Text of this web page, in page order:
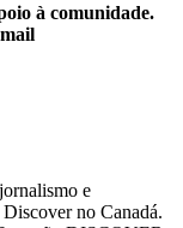
à comunidade.
e
no Canadá.